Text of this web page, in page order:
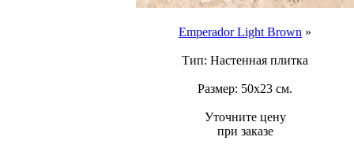
Emperador Light Brown »
Тип: Настенная плитка
Размер: 50x23 см.
Уточните цену
при заказе